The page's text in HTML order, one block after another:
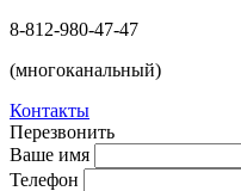
8-812-980-47-47
(многоканальный)
Контакты
Перезвонить
Ваше имя
Телефон